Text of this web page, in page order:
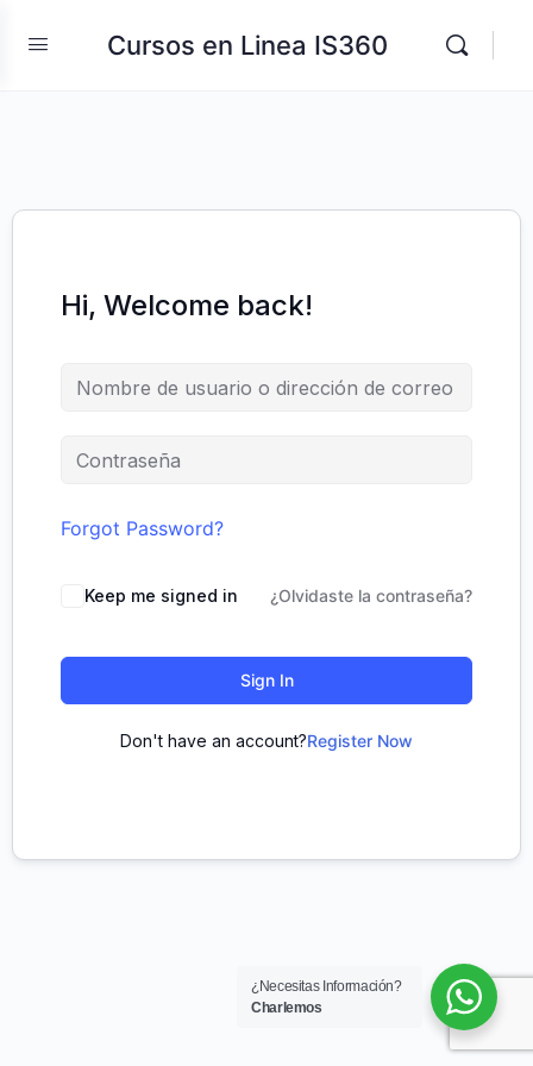
Cursos en Linea IS360
Hi, Welcome back!
Forgot Password?
Keep me signed in ¿Olvidaste la contraseña?
Sign In
Don't have an account?Register Now
¿Necesitas Información?
Charlemos